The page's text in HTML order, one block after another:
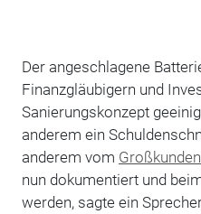
Der angeschlagene
Finanzgläubigern und
Sanierungskonzept
anderem ein
anderem vom Großkunden
nun dokumentiert und
werden, sagte ein